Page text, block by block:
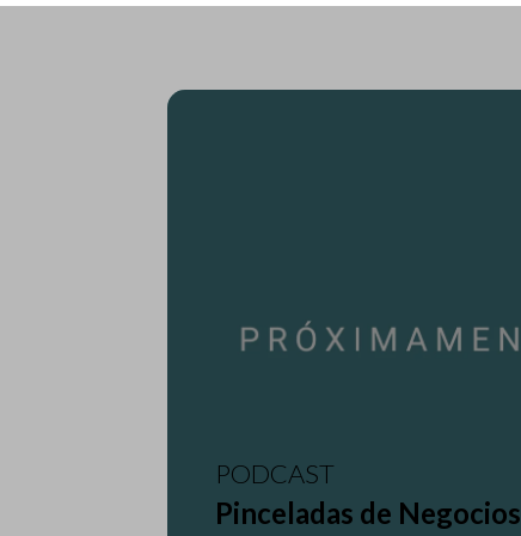
PODCAST
Pinceladas de Negocios